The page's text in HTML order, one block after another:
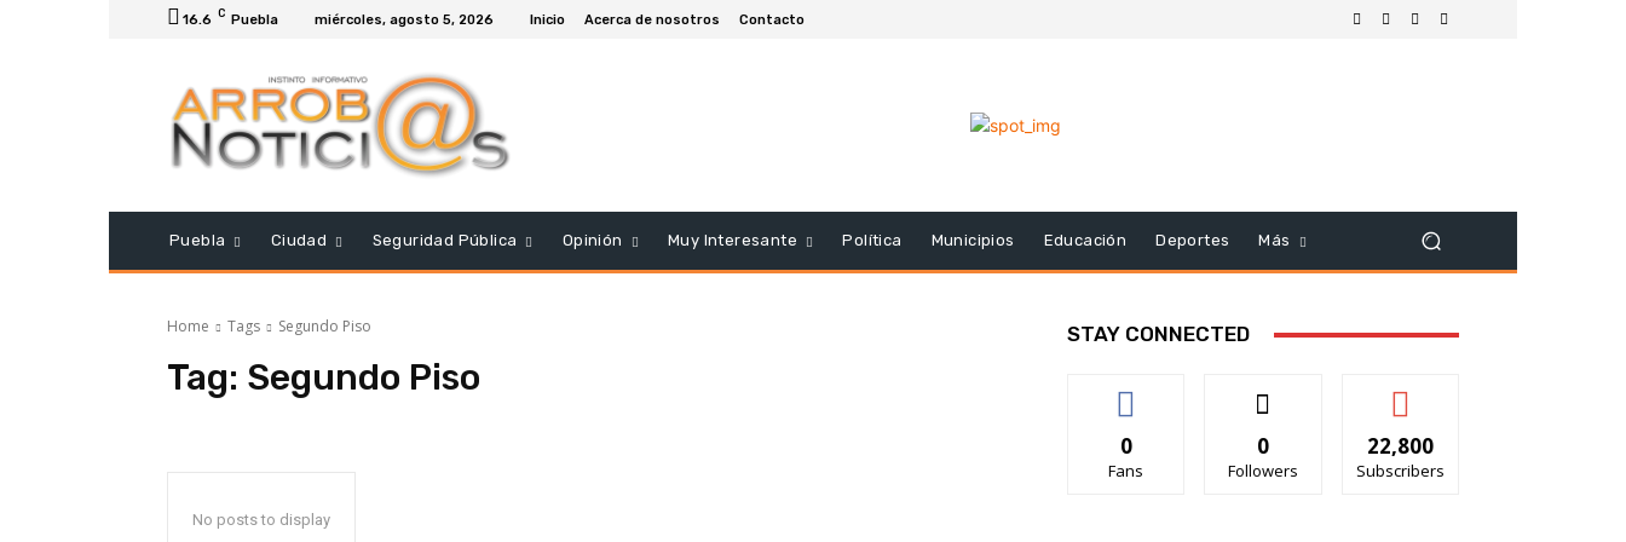
16.6 C Puebla miércoles, agosto 5, 2026 Inicio Acerca de nosotros Contacto
Puebla Ciudad Seguridad Pública Opinión Muy Interesante Política Municipios Educación Deportes Más
Home Tags Segundo Piso
Tag: Segundo Piso
No posts to display
STAY CONNECTED
0
Fans
0
Followers
22,800
Subscribers